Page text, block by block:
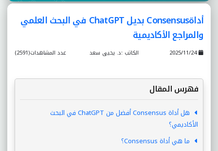
أداةConsensus بديل ChatGPT في البحث العلمي
والمراجع الأكاديمية
2025/11/24 عدد المشاهدات(2591) الكاتب :د. يحيى سعد
فهرس المقال
هل أداة Consensus أفضل من ChatGPT في البحث
الأكاديمي؟
ما هي أداة Consensus؟